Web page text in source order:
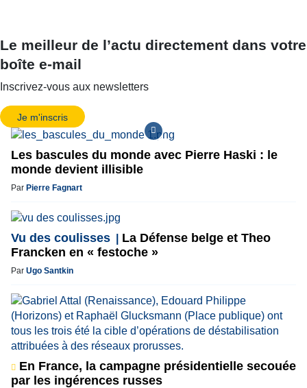
Le meilleur de l’actu directement dans votre
boîte e-mail
Inscrivez-vous aux newsletters
Je m'inscris
Les bascules du monde avec Pierre Haski : le
monde devient illisible
Par Pierre Fagnart
Vu des coulisses
La Défense belge et Theo
Francken en « festoche »
Par Ugo Santkin
En France, la campagne présidentielle secouée
par les ingérences russes